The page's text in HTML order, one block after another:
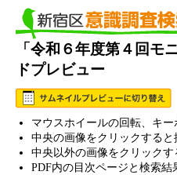
「令和６年度第４回
ドプレビュー
マウスホイールの回転、キ
中央の画像をクリックする
中央以外の画像をクリックす
PDF内の目次ページと検索